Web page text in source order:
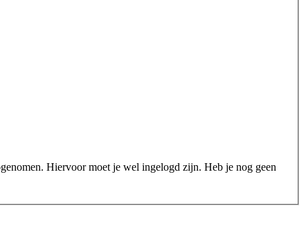
Hiervoor moet je wel ingelogd zijn. Heb je nog geen